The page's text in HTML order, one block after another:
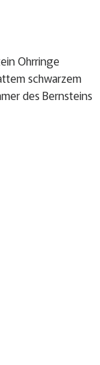
Ohrringe
schwarzem
des Bernsteins